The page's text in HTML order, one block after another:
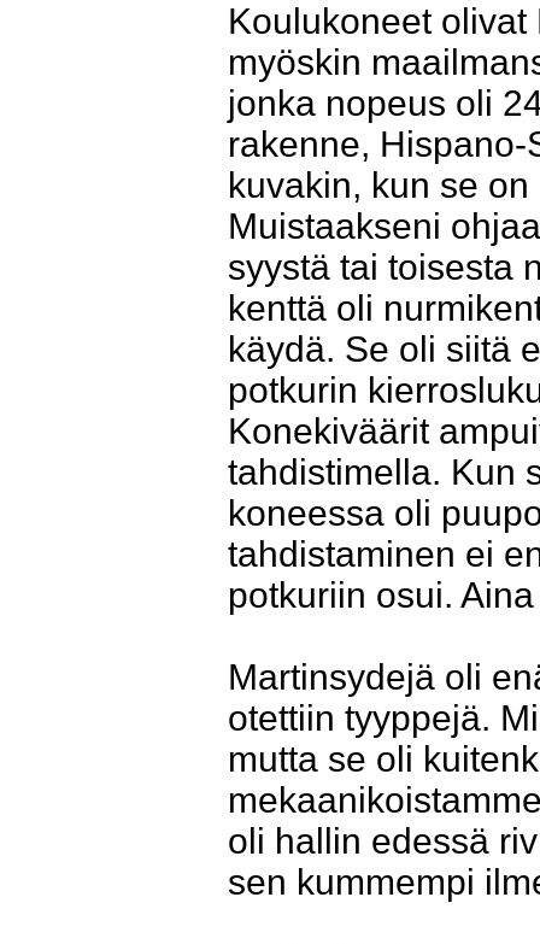
Koulukoneet
myöskin
jonka nopeus oli
rakenne,
kuvakin, kun se
Muistaakseni
syystä tai toisesta
kenttä oli
käydä. Se oli siitä
potkurin
Konekiväärit
tahdistimella. Kun
koneessa oli
tahdistaminen ei
potkuriin osui.
Martinsydejä oli
otettiin tyyppejä.
mutta se oli
oli hallin edessä
sen kummempi